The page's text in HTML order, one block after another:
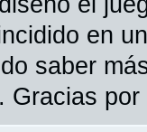
en
saber
Gracias